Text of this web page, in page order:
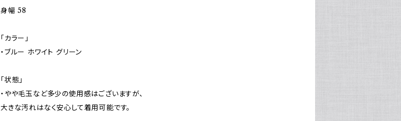
身幅 58
「カラー」
・ブルー ホワイト グリーン
「状態」
・やや毛玉など多少の使用感はございますが、
大きな汚れはなく安心して着用可能です。